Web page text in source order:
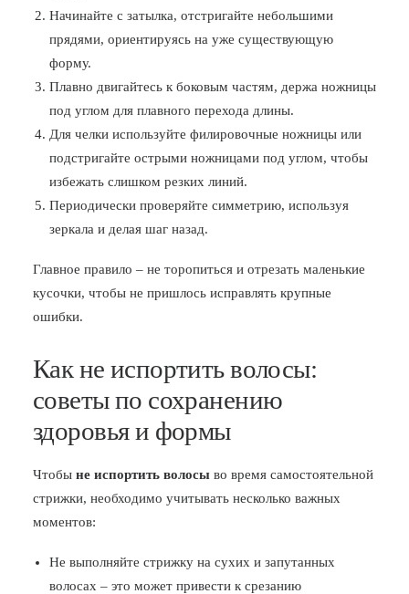
Начинайте с затылка, отстригайте небольшими
прядями, ориентируясь на уже существующую
форму.
Плавно двигайтесь к боковым частям, держа ножницы
под углом для плавного перехода длины.
Для челки используйте филировочные ножницы или
подстригайте острыми ножницами под углом, чтобы
избежать слишком резких линий.
Периодически проверяйте симметрию, используя
зеркала и делая шаг назад.
Главное правило – не торопиться и отрезать маленькие
кусочки, чтобы не пришлось исправлять крупные
ошибки.
Как не испортить волосы:
советы по сохранению
здоровья и формы
Чтобы не испортить волосы во время самостоятельной
стрижки, необходимо учитывать несколько важных
моментов:
Не выполняйте стрижку на сухих и запутанных
волосах – это может привести к срезанию